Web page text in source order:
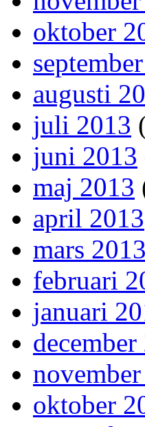
oktober
augusti
juli 2013
juni 2013
maj 2013
april 2013
mars 2013
februari
januari
oktober